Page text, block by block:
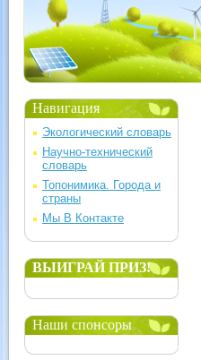
Навигация
Экологический словарь
Научно-технический
словарь
Топонимика. Города и
страны
Мы В Контакте
ВЫИГРАЙ ПРИЗ!
Наши спонсоры